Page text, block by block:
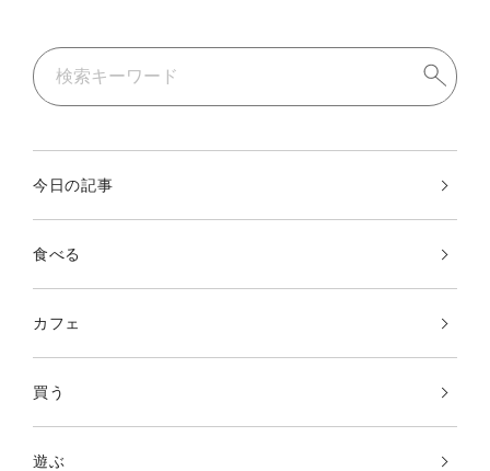
今日の記事
食べる
カフェ
買う
遊ぶ